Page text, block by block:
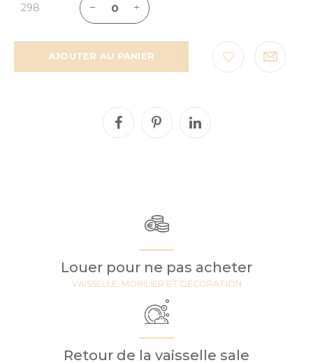
298
AJOUTER AU PANIER
Louer pour ne pas acheter
VAISSELLE, MOBILIER ET DECORATION
Retour de la vaisselle sale